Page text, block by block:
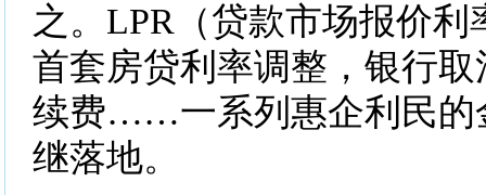
之。LPR（贷款市场报价利
首套房贷利率调整，银行
续费……一系列惠企利民的
继落地。